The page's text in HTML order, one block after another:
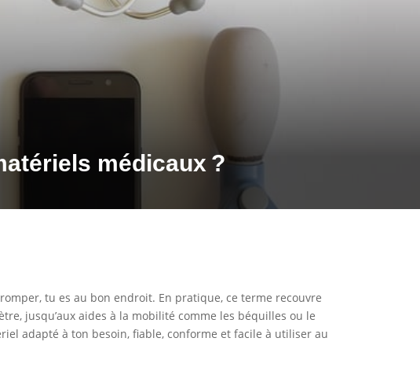
médicaux ?
tu es au bon endroit. En pratique, ce terme recouvre
jusqu’aux aides à la mobilité comme les béquilles ou le
adapté à ton besoin, fiable, conforme et facile à utiliser au